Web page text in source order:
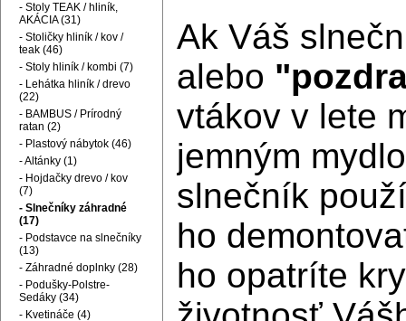
- Stoly TEAK / hliník,
AKÁCIA (31)
- Stoličky hliník / kov /
teak (46)
- Stoly hliník / kombi (7)
- Lehátka hliník / drevo
(22)
- BAMBUS / Prírodný
ratan (2)
- Plastový nábytok (46)
- Altánky (1)
- Hojdačky drevo / kov
(7)
- Slnečníky záhradné
(17)
- Podstavce na slnečníky
(13)
- Záhradné doplnky (28)
- Podušky-Polstre-
Sedáky (34)
- Kvetináče (4)
Ak Váš
alebo
vtákov v lete
jemným
slnečník
ho
ho opatríte